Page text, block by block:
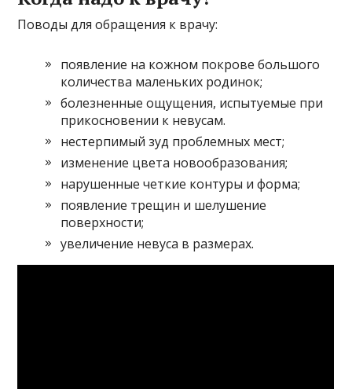
Поводы для обращения к врачу:
появление на кожном покрове большого
количества маленьких родинок;
болезненные ощущения, испытуемые при
прикосновении к невусам.
нестерпимый зуд проблемных мест;
изменение цвета новообразования;
нарушенные четкие контуры и форма;
появление трещин и шелушение
поверхности;
увеличение невуса в размерах.